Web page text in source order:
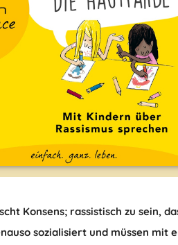
Konsens; rassistisch zu sein,
sozialisiert und müssen mit